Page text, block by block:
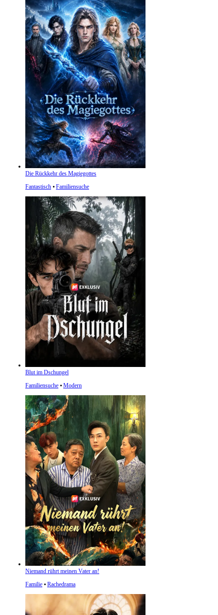
Die Rückkehr des Magiegottes
Fantastisch ⦁ Familiensuche
Blut im Dschungel
Familiensuche ⦁ Modern
Niemand rührt meinen Vater an!
Familie ⦁ Rachedrama